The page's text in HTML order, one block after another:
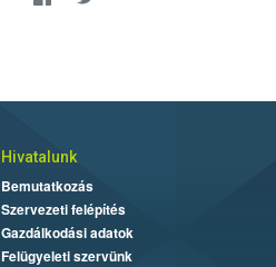
Hivatalunk
Bemutatkozás
Szervezeti felépítés
Gazdálkodási adatok
Felügyeleti szervünk